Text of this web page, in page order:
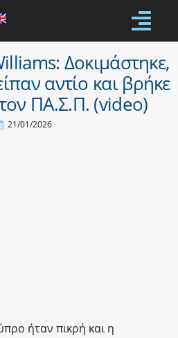
Δοκιμάστηκε,
αντίο και βρήκε
ΠΑ.Σ.Π. (video)
21/01/2026
ήταν πικρή και η